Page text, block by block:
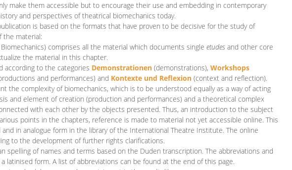
make them accessible but to encourage their use and embedding in contemporary
and perspectives of theatrical biomechanics today.
is based on the formats that have proven to be decisive for the study of
the material:
comprises all the material which documents single etudes and other core
the material in this chapter.
according to the categories Demonstrationen (demonstrations), Workshops
and performances) and Kontexte und Reflexion (context and reflection).
the complexity of biomechanics, which is to be understood equally as a way of acting
and element of creation (production and performances) and a theoretical complex
with each other by the objects presented. Thus, an introduction to the subject
points in the chapters, reference is made to material not yet accessible online. This
in analogue form in the library of the International Theatre Institute. The online
to the development of further rights clarifications.
spelling of names and terms based on the Duden transcription. The abbreviations and
latinised form. A list of abbreviations can be found at the end of this page.